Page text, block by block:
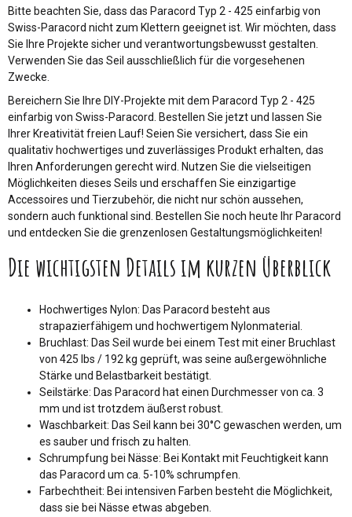
Bitte beachten Sie, dass das Paracord Typ 2 - 425 einfarbig von
Swiss-Paracord nicht zum Klettern geeignet ist. Wir möchten, dass
Sie Ihre Projekte sicher und verantwortungsbewusst gestalten.
Verwenden Sie das Seil ausschließlich für die vorgesehenen
Zwecke.
Bereichern Sie Ihre DIY-Projekte mit dem Paracord Typ 2 - 425
einfarbig von Swiss-Paracord. Bestellen Sie jetzt und lassen Sie
Ihrer Kreativität freien Lauf! Seien Sie versichert, dass Sie ein
qualitativ hochwertiges und zuverlässiges Produkt erhalten, das
Ihren Anforderungen gerecht wird. Nutzen Sie die vielseitigen
Möglichkeiten dieses Seils und erschaffen Sie einzigartige
Accessoires und Tierzubehör, die nicht nur schön aussehen,
sondern auch funktional sind. Bestellen Sie noch heute Ihr Paracord
und entdecken Sie die grenzenlosen Gestaltungsmöglichkeiten!
Die wichtigsten Details im kurzen Überblick
Hochwertiges Nylon: Das Paracord besteht aus
strapazierfähigem und hochwertigem Nylonmaterial.
Bruchlast: Das Seil wurde bei einem Test mit einer Bruchlast
von 425 lbs / 192 kg geprüft, was seine außergewöhnliche
Stärke und Belastbarkeit bestätigt.
Seilstärke: Das Paracord hat einen Durchmesser von ca. 3
mm und ist trotzdem äußerst robust.
Waschbarkeit: Das Seil kann bei 30°C gewaschen werden, um
es sauber und frisch zu halten.
Schrumpfung bei Nässe: Bei Kontakt mit Feuchtigkeit kann
das Paracord um ca. 5-10% schrumpfen.
Farbechtheit: Bei intensiven Farben besteht die Möglichkeit,
dass sie bei Nässe etwas abgeben.